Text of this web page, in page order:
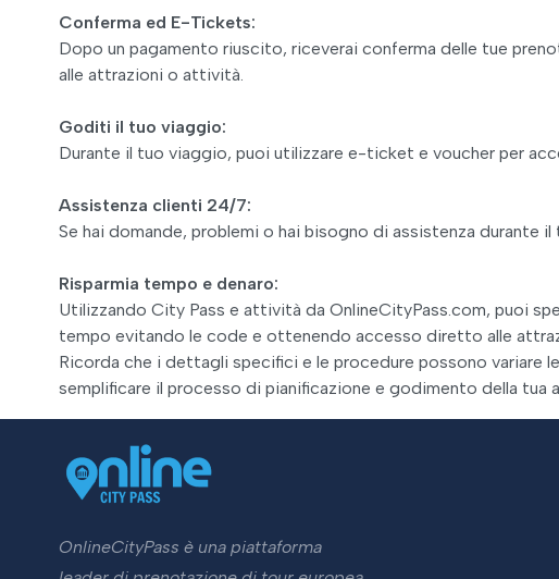
Conferma ed E-Tickets:
Dopo un pagamento riuscito, riceverai conferma delle tue
alle attrazioni o attività.
Goditi il tuo viaggio:
Durante il tuo viaggio, puoi utilizzare e-ticket e voucher per
Assistenza clienti 24/7:
Se hai domande, problemi o hai bisogno di assistenza
Risparmia tempo e denaro:
Utilizzando City Pass e attività da OnlineCityPass.com, puoi
tempo evitando le code e ottenendo accesso diretto alle
Ricorda che i dettagli specifici e le procedure possono
semplificare il processo di pianificazione e godimento della tua
OnlineCityPass è una piattaforma